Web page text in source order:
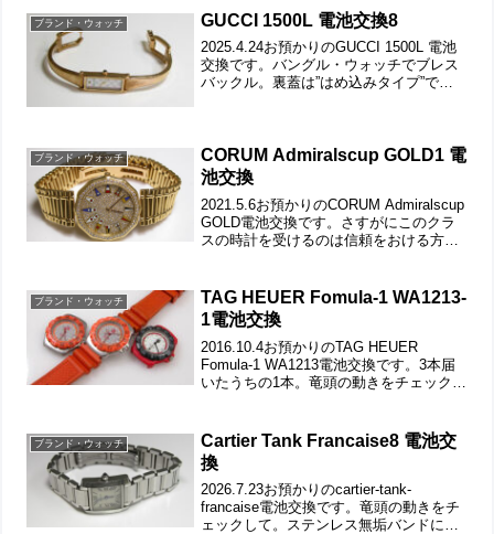
ブランド・ウォッチ GUCCI 1500L 電池交換8
2025.4.24お預かりのGUCCI 1500L 電池
交換です。バングル・ウォッチでブレス
バックル。裏蓋は”はめ込みタイプ”で裏
開...
ブランド・ウォッチ
CORUM Admiralscup GOLD1 電
池交換
2021.5.6お預かりのCORUM Admiralscup
GOLD電池交換です。さすがにこのクラ
スの時計を受けるのは信頼をおける方の
のダイヤが輝きます。文字盤のきらび...
ブランド・ウォッチ
TAG HEUER Fomula-1 WA1213-
1電池交換
2016.10.4お預かりのTAG HEUER
Fomula-1 WA1213電池交換です。3本届
いたうちの1本。竜頭の動きをチェックし
の裏側もチェックして。これがムー...
ブランド・ウォッチ
Cartier Tank Francaise8 電池交
換
2026.7.23お預かりのcartier-tank-
francaise電池交換です。竜頭の動きをチ
ェックして。ステンレス無垢バンドに両